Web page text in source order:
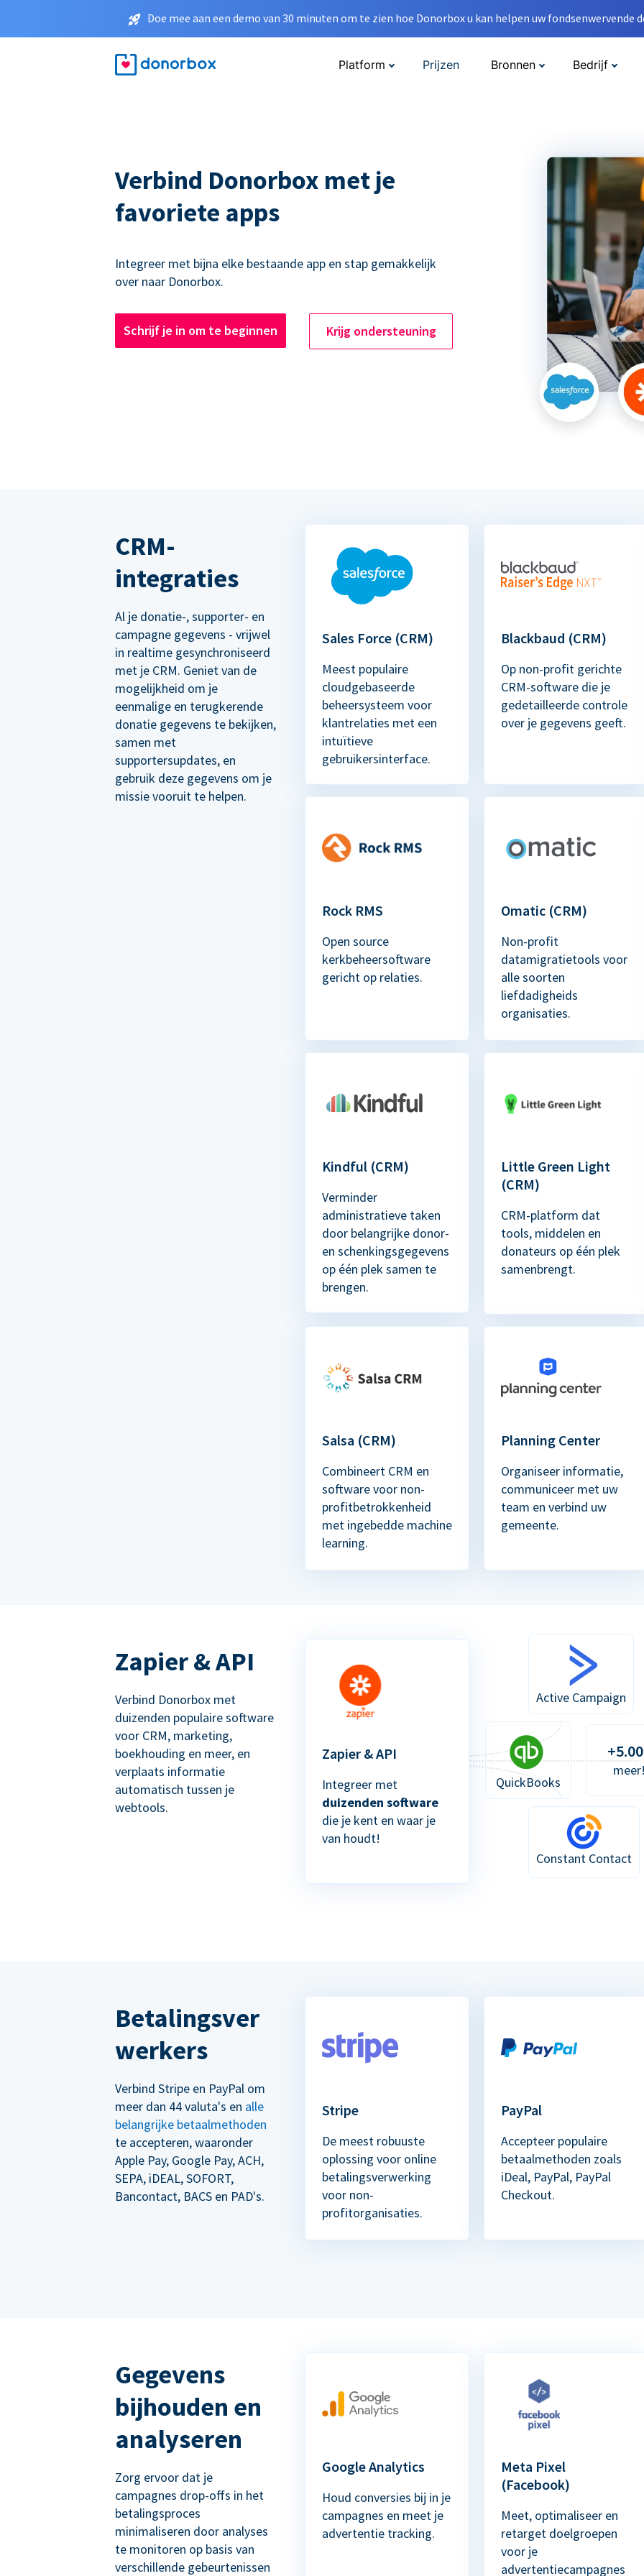
Doe mee aan een demo van 30 minuten om te zien hoe Donorbox u kan helpen uw fondsenwervende
Platform Prijzen Bronnen Bedrijf
Verbind Donorbox met je
favoriete apps
Integreer met bijna elke bestaande app en stap gemakkelijk
over naar Donorbox.
Schrijf je in om te beginnen Krijg ondersteuning
CRM-
integraties
Al je donatie-, supporter- en
campagne gegevens - vrijwel
in realtime gesynchroniseerd
met je CRM. Geniet van de
mogelijkheid om je
eenmalige en terugkerende
donatie gegevens te bekijken,
samen met
supportersupdates, en
gebruik deze gegevens om je
missie vooruit te helpen.
Sales Force (CRM)
Meest populaire
cloudgebaseerde
beheersysteem voor
klantrelaties met een
intuïtieve
gebruikersinterface.
Blackbaud (CRM)
Op non-profit gerichte
CRM-software die je
gedetailleerde controle
over je gegevens geeft.
Rock RMS
Open source
kerkbeheersoftware
gericht op relaties.
Omatic (CRM)
Non-profit
datamigratietools voor
alle soorten
liefdadigheids
organisaties.
Kindful (CRM)
Verminder
administratieve taken
door belangrijke donor-
en schenkingsgegevens
op één plek samen te
brengen.
Little Green Light
(CRM)
CRM-platform dat
tools, middelen en
donateurs op één plek
samenbrengt.
Salsa (CRM)
Combineert CRM en
software voor non-
profitbetrokkenheid
met ingebedde machine
learning.
Planning Center
Organiseer informatie,
communiceer met uw
team en verbind uw
gemeente.
Zapier & API
Verbind Donorbox met
duizenden populaire software
voor CRM, marketing,
boekhouding en meer, en
verplaats informatie
automatisch tussen je
webtools.
Zapier & API
Integreer met
duizenden software
die je kent en waar je
van houdt!
Active Campaign
QuickBooks
Constant Contact
Betalingsver
werkers
Verbind Stripe en PayPal om
meer dan 44 valuta's en alle
belangrijke betaalmethoden
te accepteren, waaronder
Apple Pay, Google Pay, ACH,
SEPA, iDEAL, SOFORT,
Bancontact, BACS en PAD's.
Stripe
De meest robuuste
oplossing voor online
betalingsverwerking
voor non-
profitorganisaties.
PayPal
Accepteer populaire
betaalmethoden zoals
iDeal, PayPal, PayPal
Checkout.
Gegevens
bijhouden en
analyseren
Zorg ervoor dat je
campagnes drop-offs in het
betalingsproces
minimaliseren door analyses
te monitoren op basis van
verschillende gebeurtenissen
Google Analytics
Houd conversies bij in je
campagnes en meet je
advertentie tracking.
Meta Pixel
(Facebook)
Meet, optimaliseer en
retarget doelgroepen
voor je
advertentiecampagnes